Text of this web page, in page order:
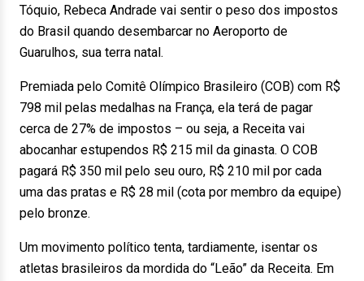
Tóquio, Rebeca Andrade vai sentir o peso dos impostos
do Brasil quando desembarcar no Aeroporto de
Guarulhos, sua terra natal.
Premiada pelo Comitê Olímpico Brasileiro (COB) com R$
798 mil pelas medalhas na França, ela terá de pagar
cerca de 27% de impostos – ou seja, a Receita vai
abocanhar estupendos R$ 215 mil da ginasta. O COB
pagará R$ 350 mil pelo seu ouro, R$ 210 mil por cada
uma das pratas e R$ 28 mil (cota por membro da equipe)
pelo bronze.
Um movimento político tenta, tardiamente, isentar os
atletas brasileiros da mordida do “Leão” da Receita. Em